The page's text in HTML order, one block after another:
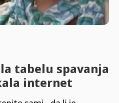
tabelu spavanja
internet